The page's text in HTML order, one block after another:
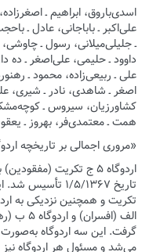
اسدی‌باروق، ابراهیم ـ
علی‌اکبر ـ باباجانی، عادل ـ
ـ جلیلی‌میلانی، رسول ـ
داوود ـ حلیمی، علی‌اصغر ـ ده
علی ـ ربیعی‌زاده، محمود ـ
اصغر ـ شاهدی، نادر ـ شیری،
کشاورزیان، سیروس ـ
همت ـ معتمدی‌فر، بهروز ـ
«مروری اجمالی بر تاریخچه اردوگاه ۵ج تکریت»
تاریخ ۱/۵/۱۳۶۷
گرفت. این سه اردوگاه
می‌شد و مسئول هر اردوگاه